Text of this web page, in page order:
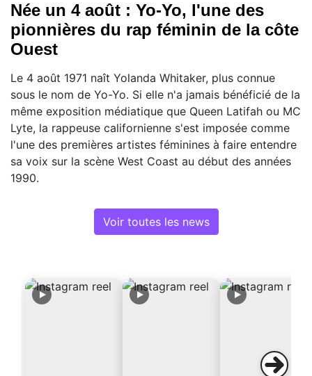
Née un 4 août : Yo-Yo, l'une des
pionnières du rap féminin de la côte
Ouest
Le 4 août 1971 naît Yolanda Whitaker, plus connue
sous le nom de Yo-Yo. Si elle n'a jamais bénéficié de la
même exposition médiatique que Queen Latifah ou MC
Lyte, la rappeuse californienne s'est imposée comme
l'une des premières artistes féminines à faire entendre
sa voix sur la scène West Coast au début des années
1990.
Voir toutes les news